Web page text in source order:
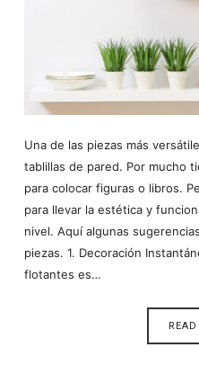
Una de las piezas más
tablillas de pared. Por mucho
para colocar figuras o libros.
para llevar la estética y
nivel. Aquí algunas
piezas. 1. Decoración
flotantes es…